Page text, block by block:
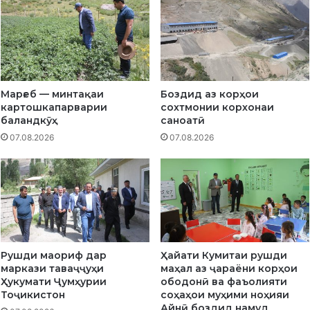
т
о
и
с
а
р
а
д
и
Ҷ
у
м
ҳ
у
р
и
и
Т
о
Марғеб — минтақаи
картошкапарварии
баландкӯҳ
07.08.2026
Боздид аз корҳои
сохтмонии корхонаи
саноатӣ
07.08.2026
Рушди маориф дар
маркази таваҷҷуҳи
Ҳукумати Ҷумҳурии
Тоҷикистон
Ҳайати Кумитаи рушди
маҳал аз ҷараёни корҳои
ободонӣ ва фаъолияти
соҳаҳои муҳими ноҳияи